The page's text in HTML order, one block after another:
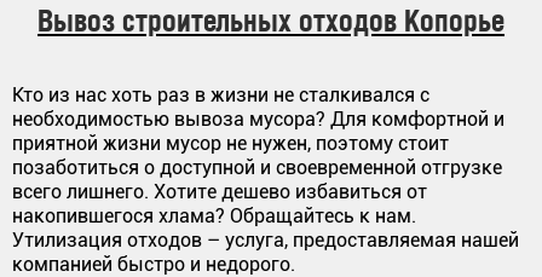
Вывоз строительных отходов Копорье
Кто из нас хоть раз в жизни не сталкивался с
необходимостью вывоза мусора? Для комфортной и
приятной жизни мусор не нужен, поэтому стоит
позаботиться о доступной и своевременной отгрузке
всего лишнего. Хотите дешево избавиться от
накопившегося хлама? Обращайтесь к нам.
Утилизация отходов – услуга, предоставляемая нашей
компанией быстро и недорого.